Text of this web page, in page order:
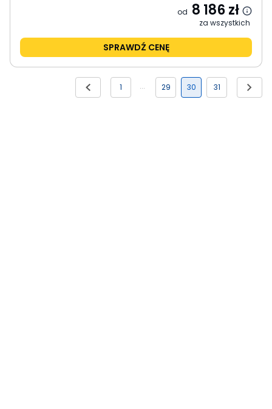
od 8 186zł
za wszystkich
SPRAWDŹ CENĘ
1 29 30 31